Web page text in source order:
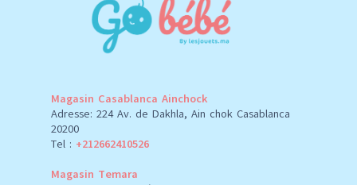
Magasin Casablanca Ainchock
Adresse: 224 Av. de Dakhla, Ain chok Casablanca
20200
Tel : +212662410526
Magasin Temara